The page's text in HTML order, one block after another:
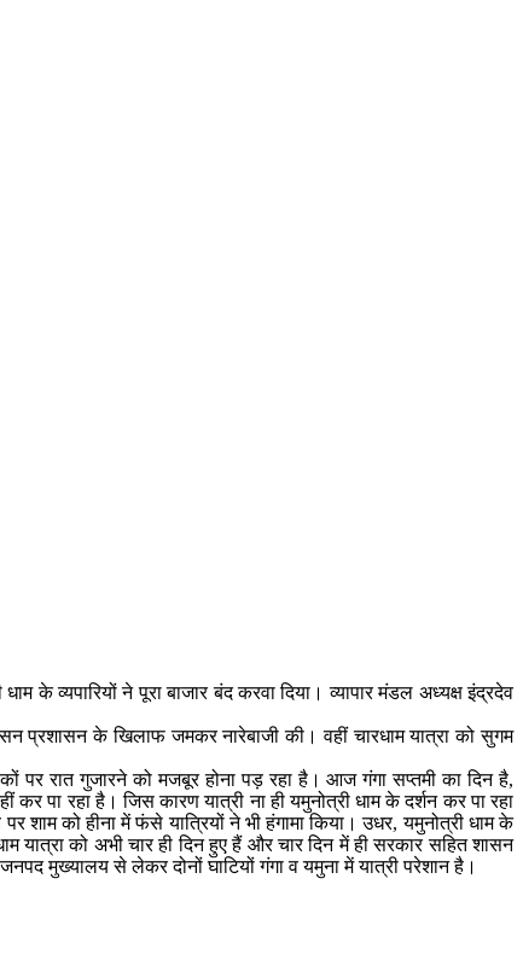
के व्यपारियों ने पूरा बाजार बंद करवा दिया। व्यापार मंडल अध्यक्ष इंद्रदेव
प्रशासन के खिलाफ जमकर नारेबाजी की। वहीं चारधाम यात्रा को सुगम
पर रात गुजारने को मजबूर होना पड़ रहा है। आज गंगा सप्तमी का दिन है,
पा रहा है। जिस कारण यात्री ना ही यमुनोत्री धाम के दर्शन कर पा रहा
शाम को हीना में फंसे यात्रियों ने भी हंगामा किया। उधर, यमुनोत्री धाम के
यात्रा को अभी चार ही दिन हुए हैं और चार दिन में ही सरकार सहित शासन
मुख्यालय से लेकर दोनों घाटियों गंगा व यमुना में यात्री परेशान है।